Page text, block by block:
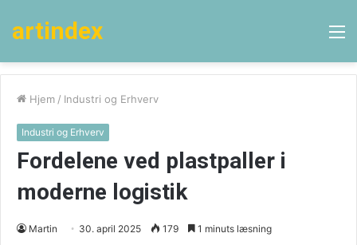
artindex
Hjem / Industri og Erhverv
Industri og Erhverv
Fordelene ved plastpaller i
moderne logistik
Martin 30. april 2025 179 1 minuts læsning